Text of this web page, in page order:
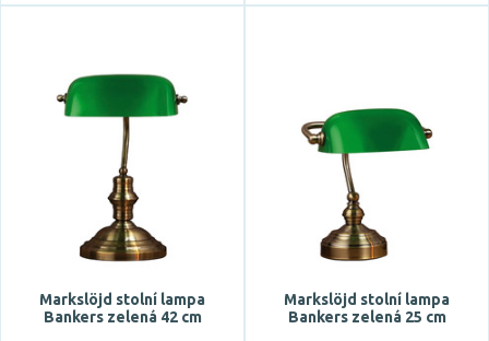
Markslöjd stolní lampa
Bankers zelená 42 cm
Markslöjd stolní lampa
Bankers zelená 25 cm